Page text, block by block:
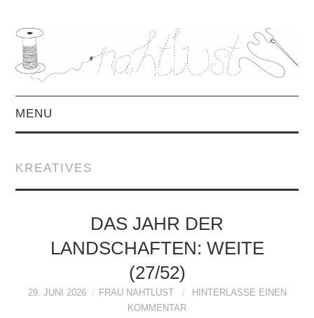
MENU
MITTWOCHSMIX &
INTERVIEWS
FREEBOOKS &
KREATIVES
DAS JAHR DER
LANDSCHAFTEN: WEITE
(27/52)
29. JUNI 2026 FRAU NAHTLUST
HINTERLASSE EINEN
KOMMENTAR